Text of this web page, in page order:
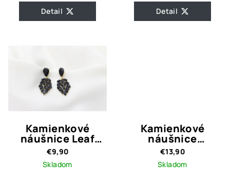
Detail Detail
Kamienkové
náušnice Leaf
black
€9,90
Skladom
Kamienkové
náušnice
Romantic Black
€13,90
Skladom